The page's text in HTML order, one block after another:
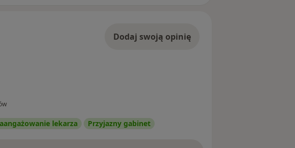
Dodaj swoją opinię
lekarza Przyjazny gabinet